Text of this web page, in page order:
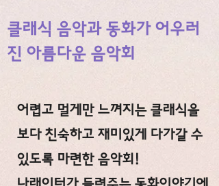
​클래식 음악과 동화가 어우러
진 아름다운 음악회
어렵고 멀게만 느껴지는 클래식을
보다 친숙하고 재미있게 다가갈 수
있도록 마련한 음악회!